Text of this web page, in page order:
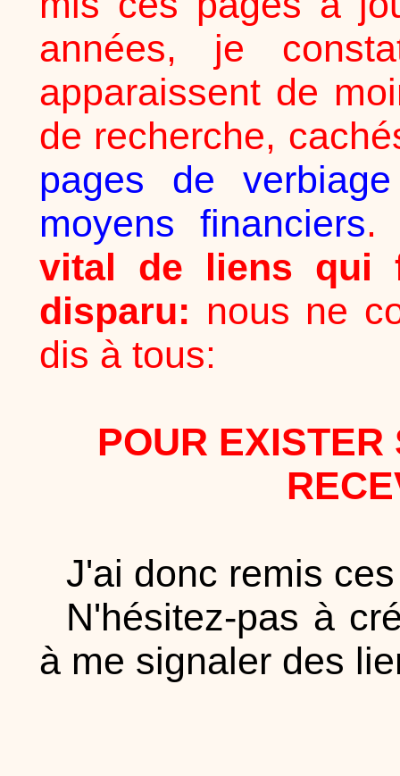
années, je
apparaissent de
de recherche,
pages de
moyens financiers.
vital de liens qui
disparu: nous ne
dis à tous:
POUR EXISTER
J'ai donc remis
N'hésitez-pas à
à me signaler des